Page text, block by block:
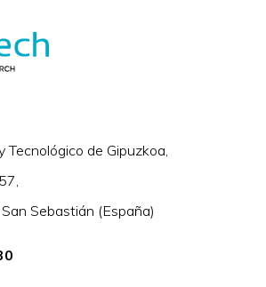
Tecnológico de Gipuzkoa,
Sebastián (España)